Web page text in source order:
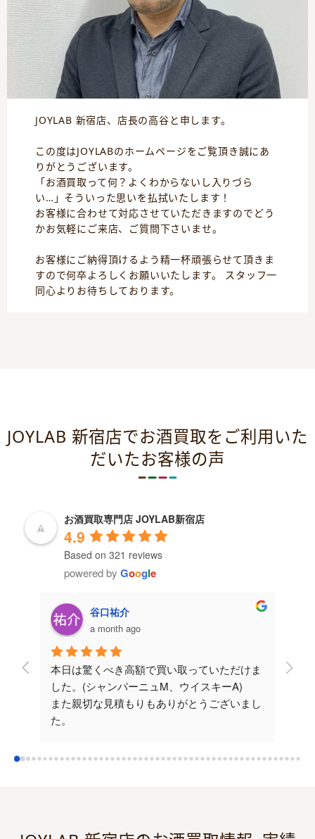
JOYLAB 新宿店、店長の高谷と申します。
この度はJOYLABのホームページをご覧頂き誠にあ
りがとうございます。
「お酒買取って何？よくわからないし入りづら
い…」そういった思いを払拭いたします！
お客様に合わせて対応させていただきますのでどう
かお気軽にご来店、ご質問下さいませ。
お客様にご納得頂けるよう精一杯頑張らせて頂きま
すので何卒よろしくお願いいたします。 スタッフ一
同心よりお待ちしております。
JOYLAB 新宿店でお酒買取をご利用いた
だいたお客様の声
お酒買取専門店 JOYLAB新宿店
4.9
Based on 321 reviews
powered by Google
michiko h
3 months ago
評判が良かったので、メールで査定をお願い
してからお店に伺いました。納得出来る価格
で買取って頂けました。
お店もスッキリしてて入りやすい雰囲気で良
評判